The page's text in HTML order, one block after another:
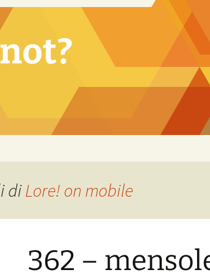
diLore! on mobile
362 –